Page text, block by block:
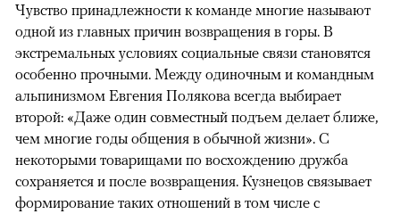
Чувство принадлежности к команде многие называют
одной из главных причин возвращения в горы. В
экстремальных условиях социальные связи становятся
особенно прочными. Между одиночным и командным
альпинизмом Евгения Полякова всегда выбирает
второй: «Даже один совместный подъем делает ближе,
чем многие годы общения в обычной жизни». С
некоторыми товарищами по восхождению дружба
сохраняется и после возвращения. Кузнецов связывает
формирование таких отношений в том числе с